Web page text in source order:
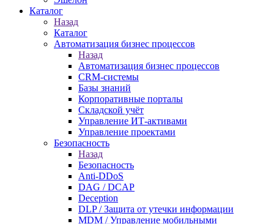
Каталог
Назад
Каталог
Автоматизация бизнес процессов
Назад
Автоматизация бизнес процессов
CRM-системы
Базы знаний
Корпоративные порталы
Складской учёт
Управление ИТ-активами
Управление проектами
Безопасность
Назад
Безопасность
Anti-DDoS
DAG / DCAP
Deception
DLP / Защита от утечки информации
MDM / Управление мобильными